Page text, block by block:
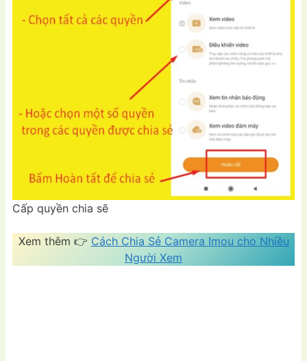
Cấp quyền chia sẽ
Xem thêm 👉 Cách Chia Sẻ Camera Imou cho Nhiều
Người Xem